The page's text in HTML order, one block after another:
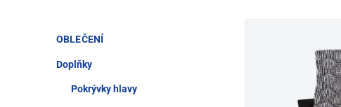
OBLEČENÍ
Doplňky
Pokrývky hlavy